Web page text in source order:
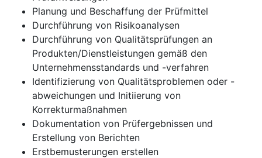
Planung und Beschaffung der Prüfmittel
Durchführung von Risikoanalysen
Durchführung von Qualitätsprüfungen an
Produkten/Dienstleistungen gemäß den
Unternehmensstandards und -verfahren
Identifizierung von Qualitätsproblemen oder -
abweichungen und Initiierung von
Korrekturmaßnahmen
Dokumentation von Prüfergebnissen und
Erstellung von Berichten
Erstbemusterungen erstellen